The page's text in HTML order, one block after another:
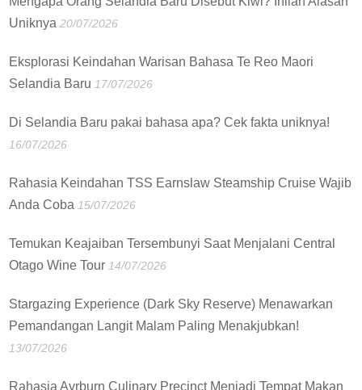
Uniknya 20/07/2026
Eksplorasi Keindahan Warisan Bahasa Te Reo Maori
Selandia Baru 17/07/2026
Di Selandia Baru pakai bahasa apa? Cek fakta uniknya!
16/07/2026
Rahasia Keindahan TSS Earnslaw Steamship Cruise Wajib
Anda Coba 15/07/2026
Temukan Keajaiban Tersembunyi Saat Menjalani Central
Otago Wine Tour 14/07/2026
Stargazing Experience (Dark Sky Reserve) Menawarkan
Pemandangan Langit Malam Paling Menakjubkan!
13/07/2026
Rahasia Ayrburn Culinary Precinct Menjadi Tempat Makan